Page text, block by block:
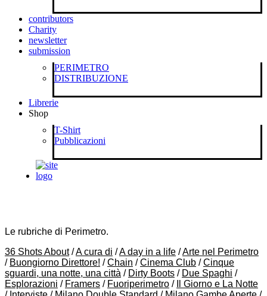
contributors
Charity
newsletter
submission
PERIMETRO
DISTRIBUZIONE
Librerie
Shop
T-Shirt
Pubblicazioni
Le rubriche di Perimetro.
36 Shots About/A cura di /A day in a life /Arte nel Perimetro
/ Buongiorno Direttore! /Chain /Cinema Club /Cinque
sguardi, una notte, una città / Dirty Boots / Due Spaghi /
Esplorazioni / Framers / Fuoriperimetro /
Il Giorno e La Notte